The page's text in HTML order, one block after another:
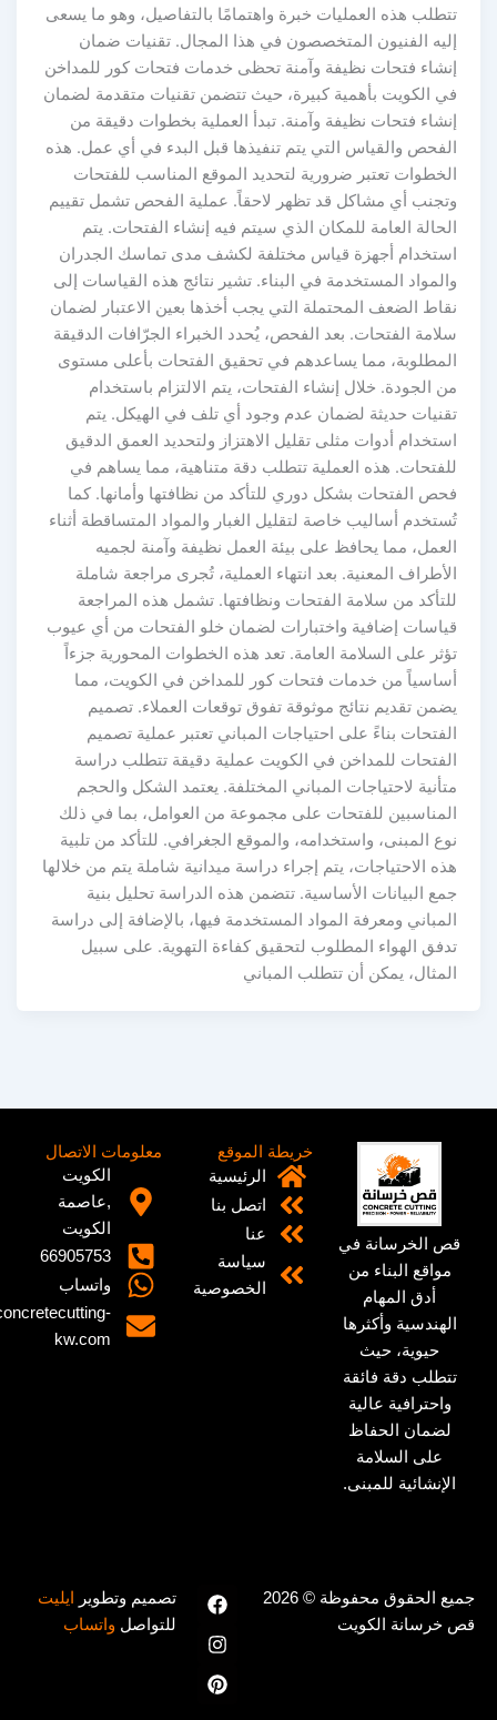
هذه العمليات خبرة واهتمامًا بالتفاصيل، وهو ما يسعى
الفنيون المتخصصون في هذا المجال. تقنيات ضمان
فتحات نظيفة وآمنة تحظى خدمات فتحات كور للمداخن
الكويت بأهمية كبيرة، حيث تتضمن تقنيات متقدمة لضمان
فتحات نظيفة وآمنة. تبدأ العملية بخطوات دقيقة من
والقياس التي يتم تنفيذها قبل البدء في أي عمل. هذه
تعتبر ضرورية لتحديد الموقع المناسب للفتحات
أي مشاكل قد تظهر لاحقاً. عملية الفحص تشمل تقييم
العامة للمكان الذي سيتم فيه إنشاء الفتحات. يتم
أجهزة قياس مختلفة لكشف مدى تماسك الجدران
المستخدمة في البناء. تشير نتائج هذه القياسات إلى
الضعف المحتملة التي يجب أخذها بعين الاعتبار لضمان
الفتحات. بعد الفحص، يُحدد الخبراء الجرّافات الدقيقة
مما يساعدهم في تحقيق الفتحات بأعلى مستوى
الجودة. خلال إنشاء الفتحات، يتم الالتزام باستخدام
حديثة لضمان عدم وجود أي تلف في الهيكل. يتم
أدوات مثلى تقليل الاهتزاز ولتحديد العمق الدقيق
هذه العملية تتطلب دقة متناهية، مما يساهم في
الفتحات بشكل دوري للتأكد من نظافتها وأمانها. كما
أساليب خاصة لتقليل الغبار والمواد المتساقطة أثناء
مما يحافظ على بيئة العمل نظيفة وآمنة لجميه
المعنية. بعد انتهاء العملية، تُجرى مراجعة شاملة
من سلامة الفتحات ونظافتها. تشمل هذه المراجعة
إضافية واختبارات لضمان خلو الفتحات من أي عيوب
على السلامة العامة. تعد هذه الخطوات المحورية جزءاً
من خدمات فتحات كور للمداخن في الكويت، مما
تقديم نتائج موثوقة تفوق توقعات العملاء. تصميم
بناءً على احتياجات المباني تعتبر عملية تصميم
للمداخن في الكويت عملية دقيقة تتطلب دراسة
لاحتياجات المباني المختلفة. يعتمد الشكل والحجم
للفتحات على مجموعة من العوامل، بما في ذلك
المبنى، واستخدامه، والموقع الجغرافي. للتأكد من تلبية
الاحتياجات، يتم إجراء دراسة ميدانية شاملة يتم من خلالها
البيانات الأساسية. تتضمن هذه الدراسة تحليل بنية
ومعرفة المواد المستخدمة فيها، بالإضافة إلى دراسة
الهواء المطلوب لتحقيق كفاءة التهوية. على سبيل
يمكن أن تتطلب المباني
الخرسانة في
البناء من
أدق المهام
وأكثرها
حيوية، حيث
دقة فائقة
عالية
الحفاظ
على السلامة
للمبنى.
خريطة الموقع
الرئيسية
اتصل بنا
عنا
سياسة
الخصوصية
معلومات الاتصال
,عاصمة
66905753
واتساب
info@concretecutting-
kw.com
جميع الحقوق محفوظة © 2026
الكويت
FIP
تصميم وتطويرايليت
للتواصلواتساب